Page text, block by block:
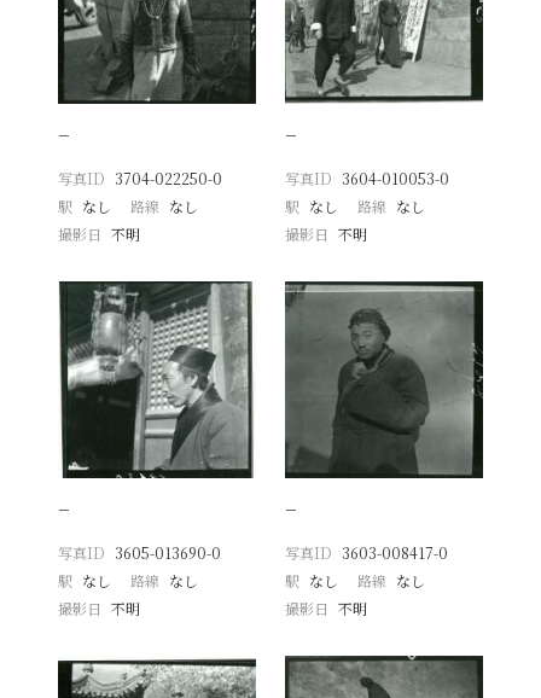
−
写真ID 3704-022250-0
駅 なし 路線 なし
撮影日
不明
−
写真ID 3604-010053-0
駅 なし 路線 なし
撮影日 不明
−
写真ID 3605-013690-0
駅 なし 路線 なし
撮影日
不明
−
写真ID 3603-008417-0
駅 なし 路線 なし
撮影日 不明